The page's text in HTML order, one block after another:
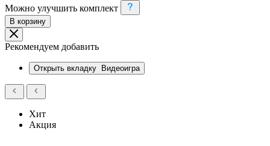
Можно улучшить комплект
В корзину
Рекомендуем добавить
Открыть вкладку Видеоигра
Хит
Акция